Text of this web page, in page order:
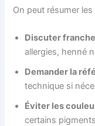
On peut résumer
Discuter
allergies, henné
Demander la
technique si
Éviter les
certains